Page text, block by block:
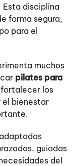
Esta disciplina
forma segura,
para el
muchos
pilates para
los
el bienestar
guiadas
del